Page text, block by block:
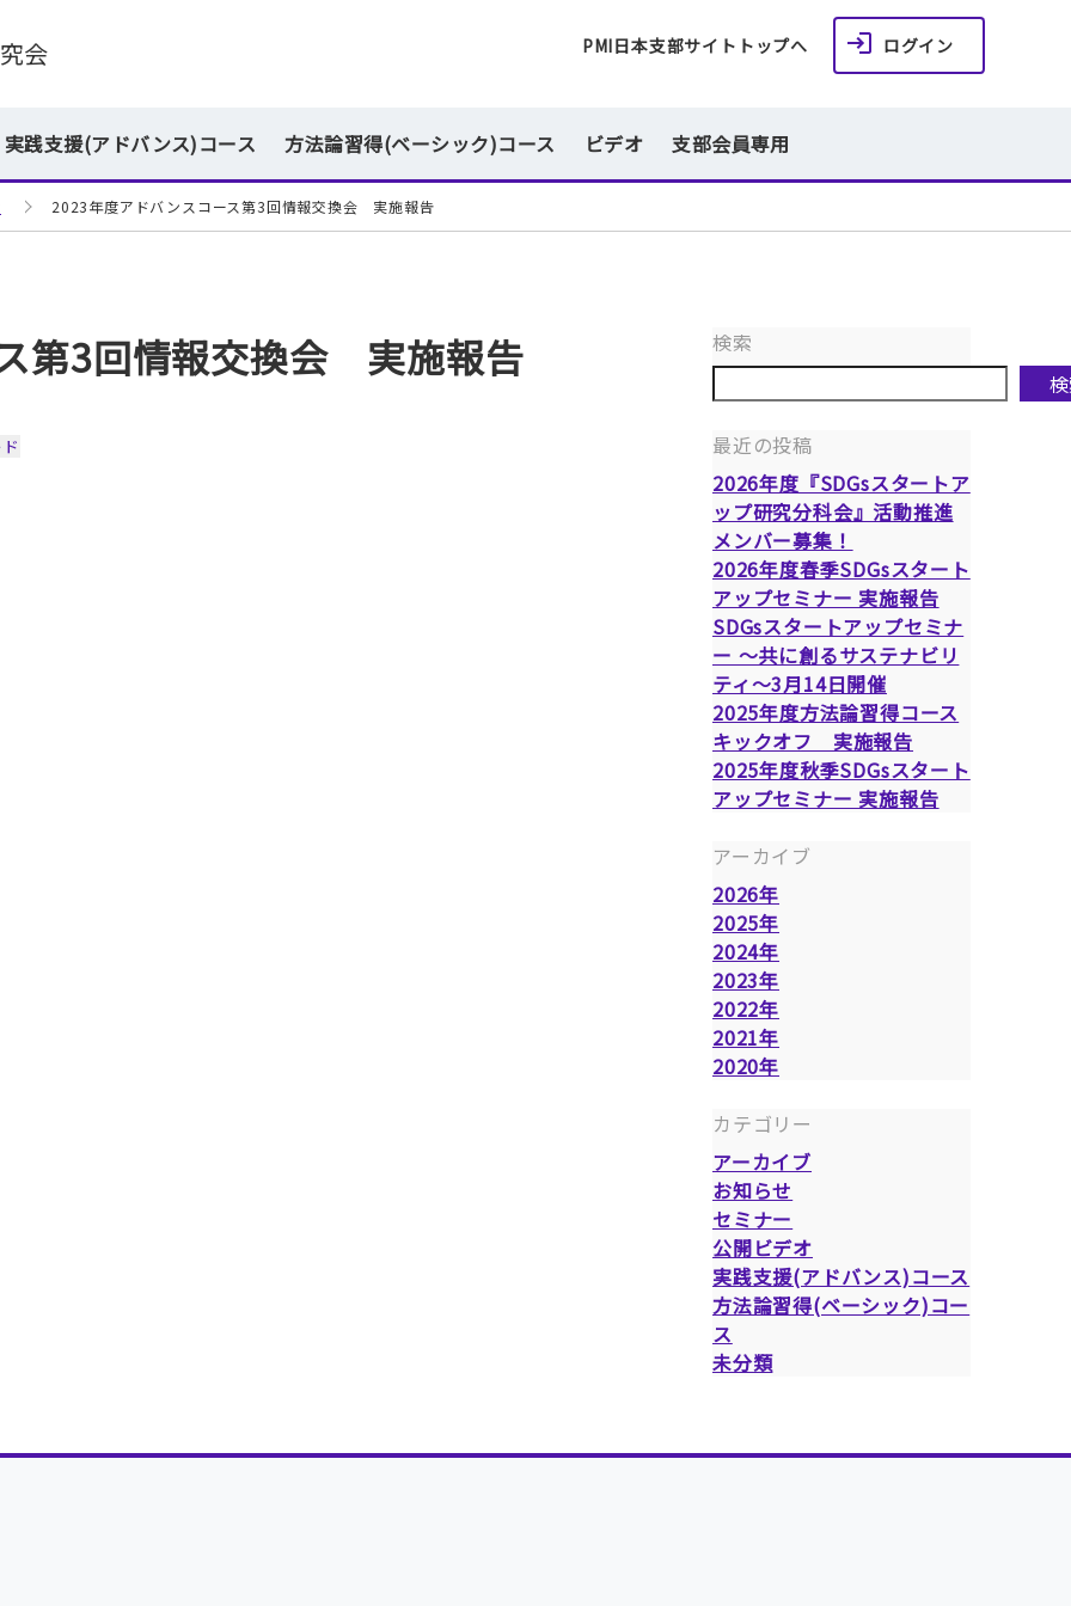
会 PMI日本支部サイトトップへ ログイン
実践支援(アドバンス)コース 方法論習得(ベーシック)コース ビデオ 支部会員専用
2023年度アドバンスコース第3回情報交換会 実施報告
第3回情報交換会 実施報告
検索
最近の投稿
2026年度『SDGsスタートア
ップ研究分科会』活動推進
メンバー募集！
2026年度春季SDGsスタート
アップセミナー 実施報告
SDGsスタートアップセミナ
ー ～共に創るサステナビリ
ティ～3月14日開催
2025年度方法論習得コース
キックオフ 実施報告
2025年度秋季SDGsスタート
アップセミナー 実施報告
アーカイブ
2026年
2025年
2024年
2023年
2022年
2021年
2020年
カテゴリー
アーカイブ
お知らせ
セミナー
公開ビデオ
実践支援(アドバンス)コース
方法論習得(ベーシック)コー
ス
未分類